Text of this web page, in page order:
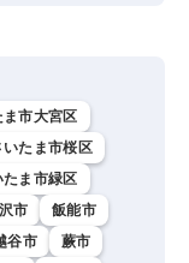
ま市大宮区
いたま市桜区
たま市緑区
市
飯能市
谷市
蕨市